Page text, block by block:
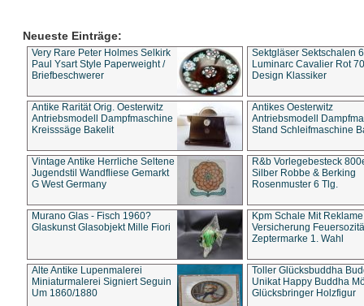
Neueste Einträge:
Very Rare Peter Holmes Selkirk
Paul Ysart Style Paperweight /
Briefbeschwerer
Sektgläser Sektschalen
Luminarc Cavalier Rot
Design Klassiker
Antike Rarität Orig. Oesterwitz
Antriebsmodell Dampfmaschine
Kreisssäge Bakelit
Antikes Oesterwitz
Antriebsmodell
Stand Schleifmaschine
Vintage Antike Herrliche Seltene
Jugendstil Wandfliese Gemarkt
G West Germany
R&b Vorlegebesteck
Silber Robbe & Berking
Rosenmuster 6 Tlg.
Murano Glas - Fisch 1960?
Glaskunst Glasobjekt Mille Fiori
Kpm Schale Mit Reklame
Versicherung
Zeptermarke 1. Wahl
Alte Antike Lupenmalerei
Miniaturmalerei Signiert Seguin
Um 1860/1880
Toller Glücksbuddha
Unikat Happy Buddha
Glücksbringer Holzfigur